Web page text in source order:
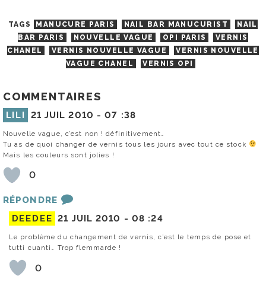
TAGS MANUCURE PARIS NAIL BAR MANUCURIST
NAIL
BAR PARIS
NOUVELLE VAGUE OPI PARIS
VERNIS
CHANEL
VERNIS NOUVELLE VAGUE
VERNIS NOUVELLE
VAGUE CHANEL
VERNIS OPI
COMMENTAIRES
LILI 21 JUIL 2010 -07 :38
Nouvelle vague, c’est non ! définitivement…
Tu as de quoi changer de vernis tous les jours avec tout ce stock
Mais les couleurs sont jolies !
0
RÉPONDRE
DEEDEE 21 JUIL 2010 - 08 :24
Le problème du changement de vernis, c’est le temps de pose et
tutti cuanti… Trop flemmarde !
0